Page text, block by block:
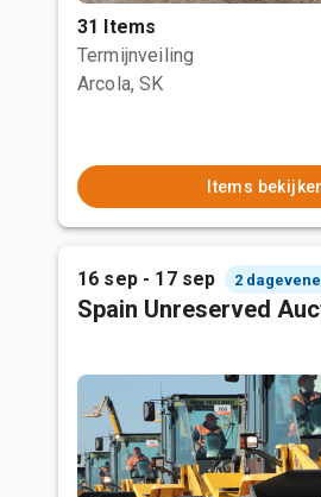
31 Items
Termijnveiling
Arcola, SK
Items
16 sep - 17 sep 2
Spain Unreserved